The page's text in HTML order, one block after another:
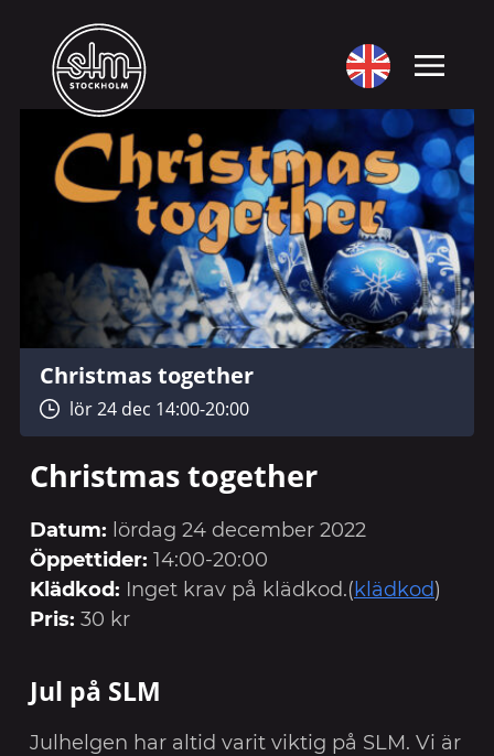
Christmas together
lör 24 dec 14:00-20:00
Christmas together
Datum: lördag 24 december 2022
Öppettider: 14:00-20:00
Klädkod: Inget krav på klädkod.(klädkod)
Pris: 30 kr
Jul på SLM
Julhelgen har altid varit viktig på SLM. Vi är